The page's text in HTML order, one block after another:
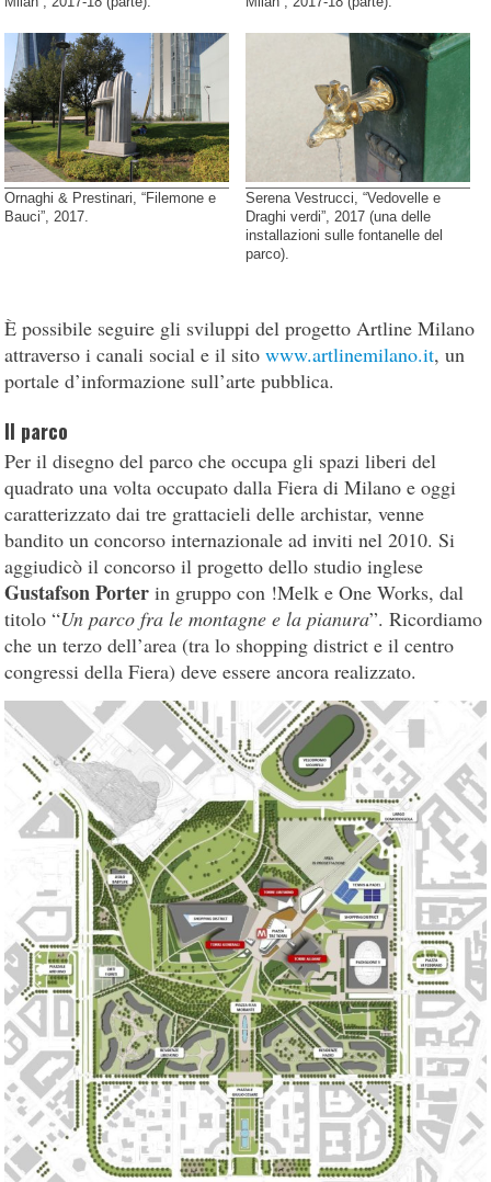
Ornaghi & Prestinari, “Filemone e
Bauci”, 2017.
Serena Vestrucci, “Vedovelle e
Draghi verdi”, 2017 (una delle
installazioni sulle fontanelle del
parco).
È possibile seguire gli sviluppi del progetto Artline Milano
attraverso i canali social e il sitowww.artlinemilano.it, un
portale d’informazione sull’arte pubblica.
Il parco
Per il disegno del parco che occupa gli spazi liberi del
quadrato una volta occupato dalla Fiera di Milano e oggi
caratterizzato dai tre grattacieli delle archistar, venne
bandito un concorso internazionale ad inviti nel 2010. Si
aggiudicò il concorso il progetto dello studio inglese
Gustafson Porter in gruppo con !Melk e One Works, dal
titolo “Un parco fra le montagne e la pianura”. Ricordiamo
che un terzo dell’area (tra lo shopping district e il centro
congressi della Fiera) deve essere ancora realizzato.